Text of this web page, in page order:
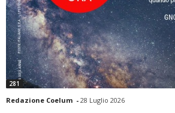
281
Redazione Coelum - 28 Luglio 2026